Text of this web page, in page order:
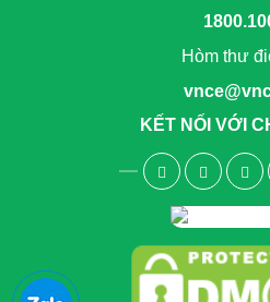
Hòm thư
KẾT NỐI VỚI